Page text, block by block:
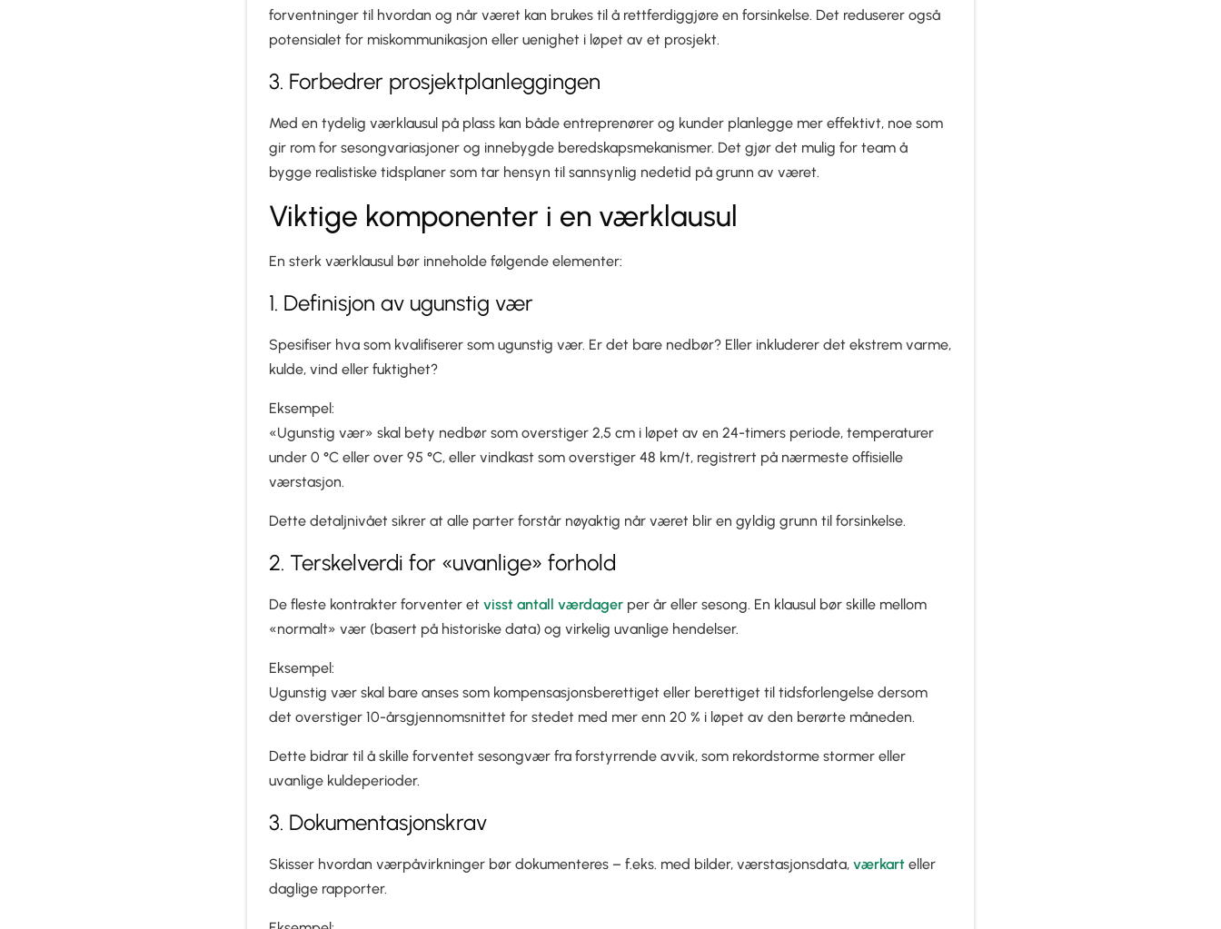
forventninger til hvordan og når været kan brukes til å rettferdiggjøre en forsinkelse. Det reduserer også
potensialet for miskommunikasjon eller uenighet i løpet av et prosjekt.
3. Forbedrer prosjektplanleggingen
Med en tydelig værklausul på plass kan både entreprenører og kunder planlegge mer effektivt, noe som
gir rom for sesongvariasjoner og innebygde beredskapsmekanismer. Det gjør det mulig for team å
bygge realistiske tidsplaner som tar hensyn til sannsynlig nedetid på grunn av været.
Viktige komponenter i en værklausul
En sterk værklausul bør inneholde følgende elementer:
1. Definisjon av ugunstig vær
Spesifiser hva som kvalifiserer som ugunstig vær. Er det bare nedbør? Eller inkluderer det ekstrem varme,
kulde, vind eller fuktighet?
Eksempel:
«Ugunstig vær» skal bety nedbør som overstiger 2,5 cm i løpet av en 24-timers periode, temperaturer
under 0 °C eller over 95 °C, eller vindkast som overstiger 48 km/t, registrert på nærmeste offisielle
værstasjon.
Dette detaljnivået sikrer at alle parter forstår nøyaktig når været blir en gyldig grunn til forsinkelse.
2. Terskelverdi for «uvanlige» forhold
De fleste kontrakter forventer et visst antall værdager per år eller sesong. En klausul bør skille mellom
«normalt» vær (basert på historiske data) og virkelig uvanlige hendelser.
Eksempel:
Ugunstig vær skal bare anses som kompensasjonsberettiget eller berettiget til tidsforlengelse dersom
det overstiger 10-årsgjennomsnittet for stedet med mer enn 20 % i løpet av den berørte måneden.
Dette bidrar til å skille forventet sesongvær fra forstyrrende avvik, som rekordstorme stormer eller
uvanlige kuldeperioder.
3. Dokumentasjonskrav
Skisser hvordan værpåvirkninger bør dokumenteres – f.eks. med bilder, værstasjonsdata, værkart eller
daglige rapporter.